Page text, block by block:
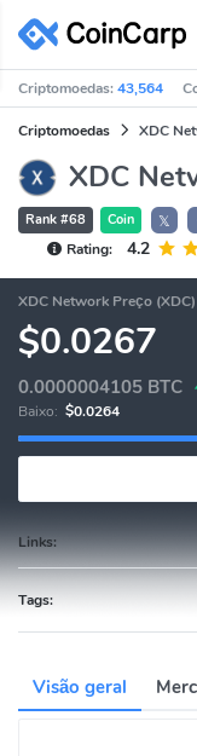
Criptomoedas:43,564
Criptomoedas XDC
XDC
Rank #68 Coin
𝕏
Rating:
4.2
XDC Network Preço (XDC)
$0.0267
0.0000004105 BTC
Baixo: $0.0264
Links:
Tags:
Visão geral